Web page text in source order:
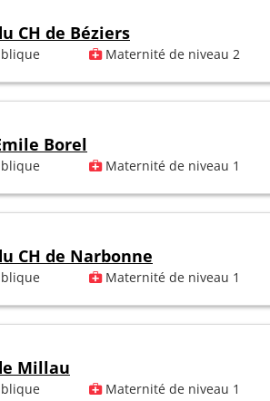
CH de Béziers
Maternité de niveau 2
Borel
Maternité de niveau 1
CH de Narbonne
Maternité de niveau 1
Millau
Maternité de niveau 1